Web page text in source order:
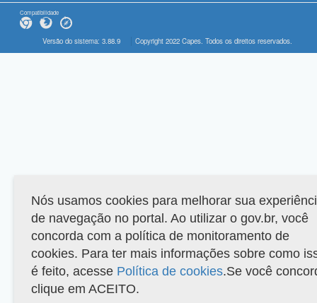
Compatibilidade
Versão do sistema: 3.88.9 Copyright 2022 Capes. Todos os direitos reservados.
Nós usamos cookies para melhorar sua
de navegação no portal. Ao utilizar o gov.br, você
concorda com a política de monitoramento de
cookies. Para ter mais informações sobre como
é feito, acesse Política de cookies.Se você
clique em ACEITO.